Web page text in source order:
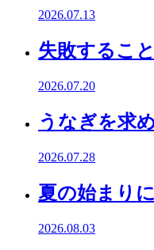
2026.07.13
失敗するこ
2026.07.20
うなぎを求
2026.07.28
夏の始まり
2026.08.03